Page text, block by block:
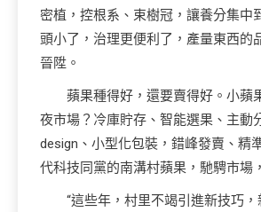
密植，控根系、束樹冠，讓養分集中
頭小了，治理更便利了，產量東西的
晉陞。
蘋果種得好，還要賣得好。小蘋
夜市場？冷庫貯存、智能選果、主動
design、小型化包裝，錯峰發賣、精
代科技同黨的南溝村蘋果，馳騁市場
“這些年，村里不竭引進新技巧，